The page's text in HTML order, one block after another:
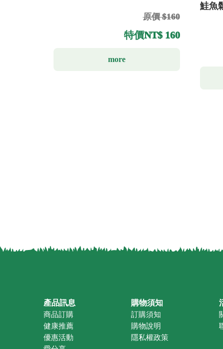
原價 $160
特價NT$ 160
more
鮭魚
產品訊息
商品訂購
健康推薦
優惠活動
購物須知
訂購須知
購物說明
隱私權政策